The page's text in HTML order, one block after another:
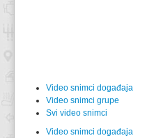
Video snimci događaja
Video snimci grupe
Svi video snimci
Video snimci događaja